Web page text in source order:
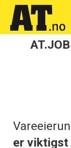
er viktigst